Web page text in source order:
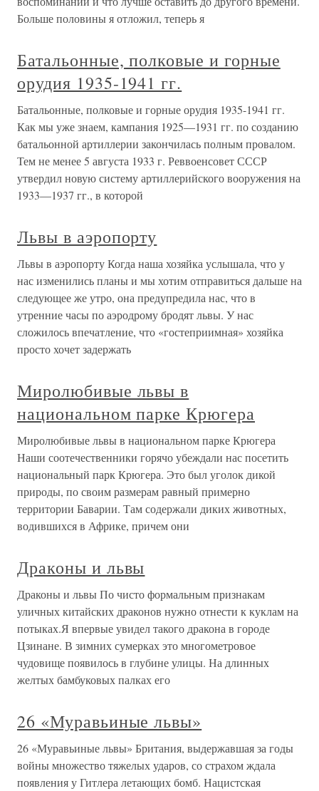
Больше половины я отложил, теперь я
Батальонные, полковые и горные
орудия 1935-1941 гг.
Батальонные, полковые и горные орудия 1935-1941 гг.
Как мы уже знаем, кампания 1925—1931 гг. по созданию
батальонной артиллерии закончилась полным провалом.
Тем не менее 5 августа 1933 г. Реввоенсовет СССР
утвердил новую систему артиллерийского вооружения на
1933—1937 гг., в которой
Львы в аэропорту
Львы в аэропорту Когда наша хозяйка услышала, что у
нас изменились планы и мы хотим отправиться дальше на
следующее же утро, она предупредила нас, что в
утренние часы по аэродрому бродят львы. У нас
сложилось впечатление, что «гостеприимная» хозяйка
просто хочет задержать
Миролюбивые львы в
национальном парке Крюгера
Миролюбивые львы в национальном парке Крюгера
Наши соотечественники горячо убеждали нас посетить
национальный парк Крюгера. Это был уголок дикой
природы, по своим размерам равный примерно
территории Баварии. Там содержали диких животных,
водившихся в Африке, причем они
Драконы и львы
Драконы и львы По чисто формальным признакам
уличных китайских драконов нужно отнести к куклам на
потыках.Я впервые увидел такого дракона в городе
Цзинане. В зимних сумерках это многометровое
чудовище появилось в глубине улицы. На длинных
желтых бамбуковых палках его
26 «Муравьиные львы»
26 «Муравьиные львы» Британия, выдержавшая за годы
войны множество тяжелых ударов, со страхом ждала
появления у Гитлера летающих бомб. Нацистская